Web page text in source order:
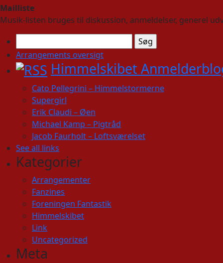
Mailliste
Musik-listen bruges til diskussion, anmeldelser, generel
efter:
Arrangements oversigt
Himmelskibet
Cato Pellegrini – Himmelstormerne
Supergirl
Erik Claudi – Øen
Michael Kamp – Pigtråd
Jacob Faurholt – Loftsværelset
See all links
Kategorier
Arrangementer
Fanzines
Foreningen Fantastik
Himmelskibet
Link
Uncategorized
Meta